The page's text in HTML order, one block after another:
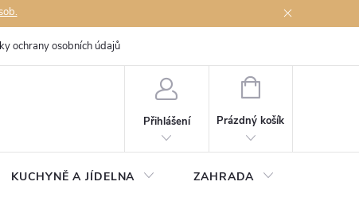
ochrany osobních údajů
Přihlášení
NÁKUPNÍ
Prázdný košík
KUCHYNĚ A JÍDELNA ZAHRADA